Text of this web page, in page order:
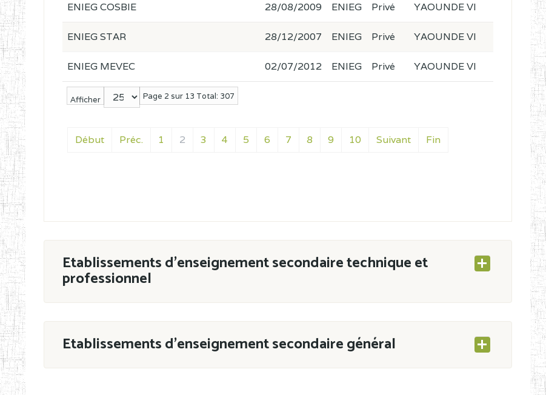
Afficher Page 2 sur 13 Total: 307
Début Préc. 1 2 3 4 5 6 7 8 9 10 Suivant Fin
ENIEG COSBIE 28/08/2009 ENIEG Privé YAOUNDE VI
ENIEG STAR 28/12/2007 ENIEG Privé YAOUNDE VI
ENIEG MEVEC 02/07/2012 ENIEG Privé YAOUNDE VI
Etablissements d'enseignement secondaire technique et
professionnel
ESTP
Etablissements d'enseignement secondaire général